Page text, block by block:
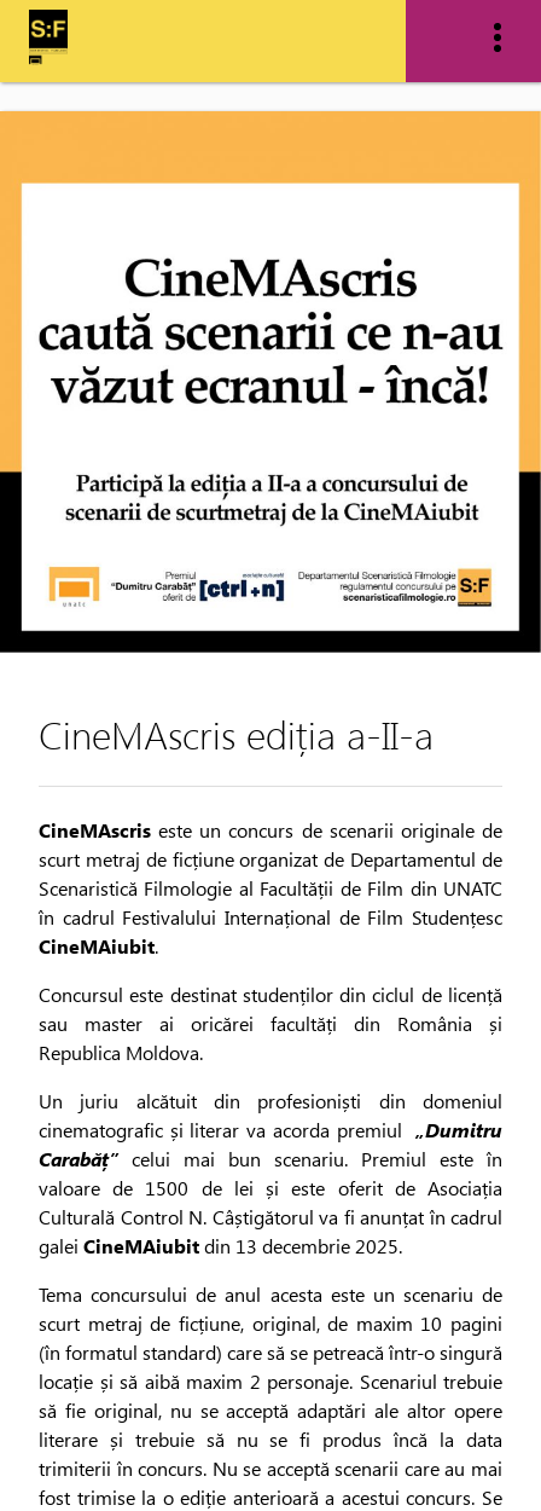
CineMAscris ediția a-II-a
CineMAscris este un concurs de scenarii originale de
scurt metraj de ficțiune organizat de Departamentul de
Scenaristică Filmologie al Facultății de Film din UNATC
în cadrul Festivalului Internațional de Film Studențesc
CineMAiubit.
Concursul este destinat studenților din ciclul de licență
sau master ai oricărei facultăți din România și
Republica Moldova.
Un juriu alcătuit din profesioniști din domeniul
cinematografic și literar va acorda premiul „Dumitru
Carabăț”celui mai bun scenariu. Premiul este în
valoare de 1500 de lei și este oferit de Asociația
Culturală Control N. Câștigătorul va fi anunțat în cadrul
galei CineMAiubitdin 13 decembrie 2025.
Tema concursului de anul acesta este un scenariu de
scurt metraj de ficțiune, original, de maxim 10 pagini
(în formatul standard) care să se petreacă într-o singură
locație și să aibă maxim 2 personaje. Scenariul trebuie
să fie original, nu se acceptă adaptări ale altor opere
literare și trebuie să nu se fi produs încă la data
trimiterii în concurs. Nu se acceptă scenarii care au mai
fost trimise la o ediție anterioară a acestui concurs. Se